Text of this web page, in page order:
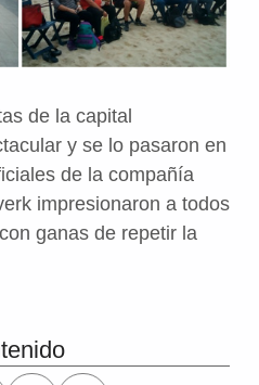
de la capital
y se lo pasaron en
de la compañía
impresionaron a todos
ganas de repetir la